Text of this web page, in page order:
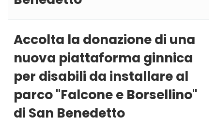
Accolta la donazione di una
nuova piattaforma ginnica
per disabili da installare al
parco ''Falcone e Borsellino''
di San Benedetto